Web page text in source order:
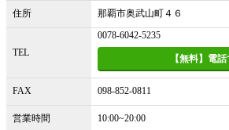
住所 那覇市奥武山町４６
TEL
0078-6042-5235
【無料】電
FAX 098-852-0811
営業時間 10:00~20:00